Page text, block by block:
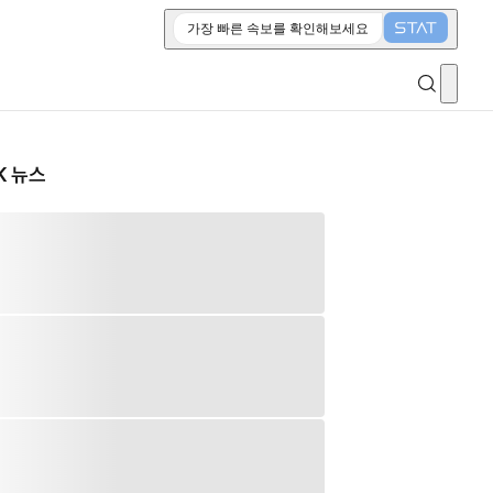
가장 빠른 속보를 확인해보세요
뉴스